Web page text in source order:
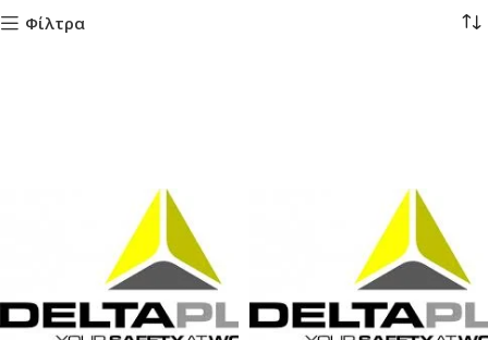
Φίλτρα